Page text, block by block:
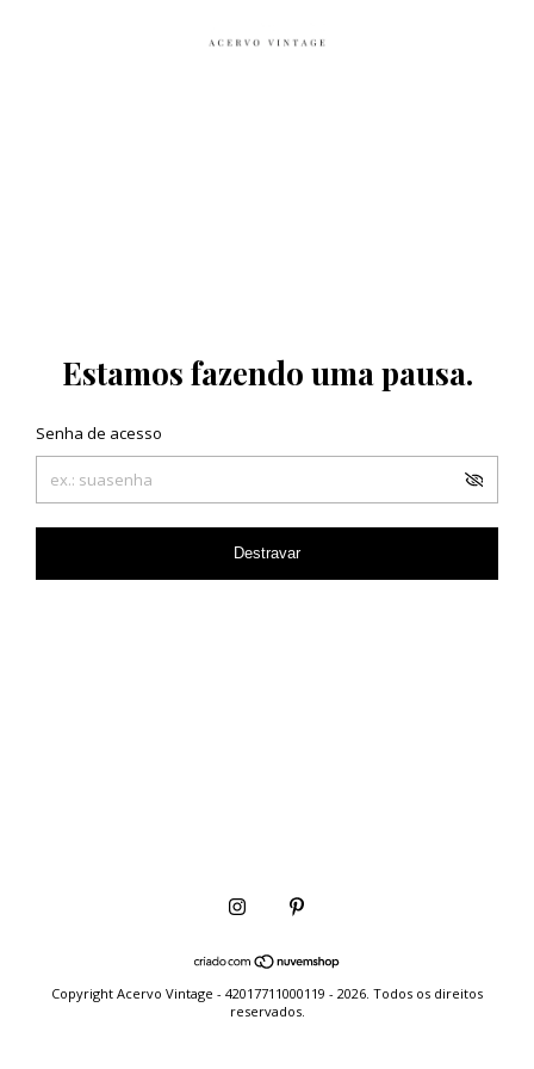
Estamos fazendo uma pausa.
Senha de acesso
Destravar
Copyright Acervo Vintage - 42017711000119 - 2026. Todos os direitos
reservados.